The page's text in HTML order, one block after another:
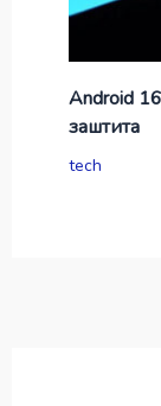
Android
заштита
tech